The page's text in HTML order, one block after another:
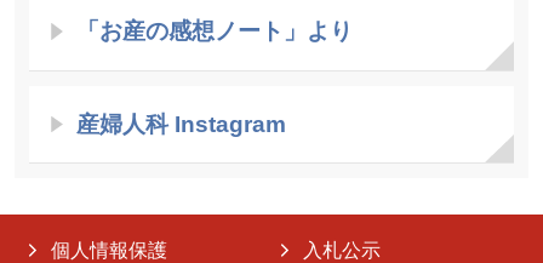
「お産の感想ノート」より
産婦人科 Instagram
個人情報保護 入札公示